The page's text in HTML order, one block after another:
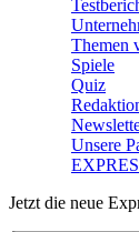
Themen
Spiele
Quiz
Unsere
Jetzt die neue